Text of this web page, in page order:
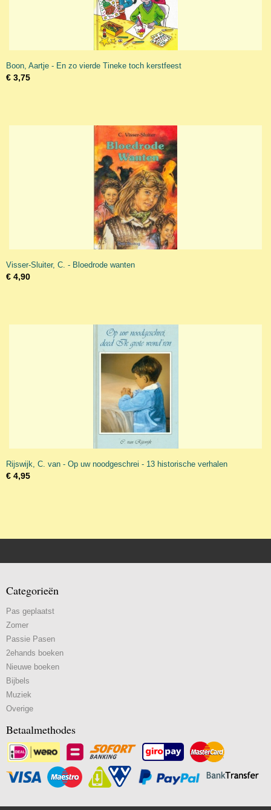
Boon, Aartje - En zo vierde Tineke toch kerstfeest
€ 3,75
Visser-Sluiter, C. - Bloedrode wanten
€ 4,90
Rijswijk, C. van - Op uw noodgeschrei - 13 historische verhalen
€ 4,95
Categorieën
Pas geplaatst
Zomer
Passie Pasen
2ehands boeken
Nieuwe boeken
Bijbels
Muziek
Overige
Betaalmethodes